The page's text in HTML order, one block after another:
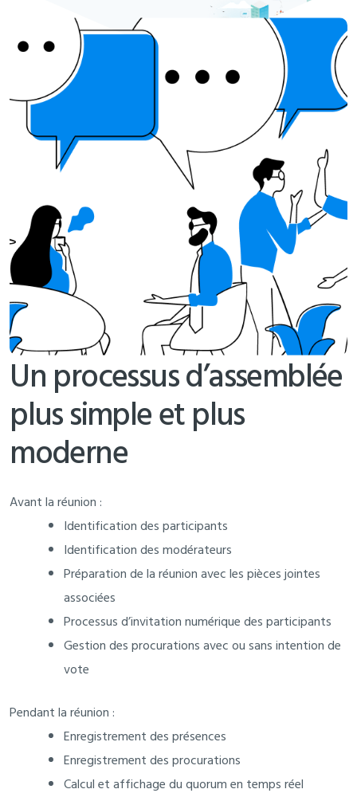
Un processus d’assemblée
plus simple et plus
moderne
Avant la réunion :
Identification des participants
Identification des modérateurs
Préparation de la réunion avec les pièces jointes
associées
Processus d’invitation numérique des participants
Gestion des procurations avec ou sans intention de
vote
Pendant la réunion :
Enregistrement des présences
Enregistrement des procurations
Calcul et affichage du quorum en temps réel